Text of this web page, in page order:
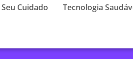
Seu Cuidado Tecnologia